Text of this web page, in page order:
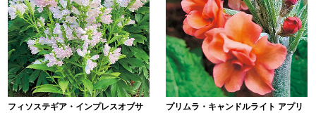
フィソステギア・インプレスオブサ
プリムラ・キャンドルライト アプリ